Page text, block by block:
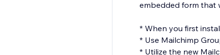
embedded form that
* When you first
* Use Mailchimp
* Utilize the new